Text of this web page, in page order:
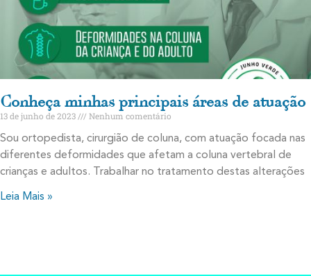
Conheça minhas principais áreas de atuação
13 de junho de 2023 Nenhum comentário
Sou ortopedista, cirurgião de coluna, com atuação focada nas
diferentes deformidades que afetam a coluna vertebral de
crianças e adultos. Trabalhar no tratamento destas alterações
Leia Mais »